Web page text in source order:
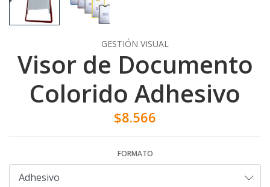
GESTIÓN VISUAL
Visor de Documento
Colorido Adhesivo
$8.566
FORMATO